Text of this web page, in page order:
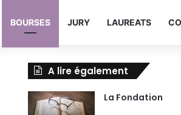
BOURSES JURY LAUREATS
A lire également
La Fondation